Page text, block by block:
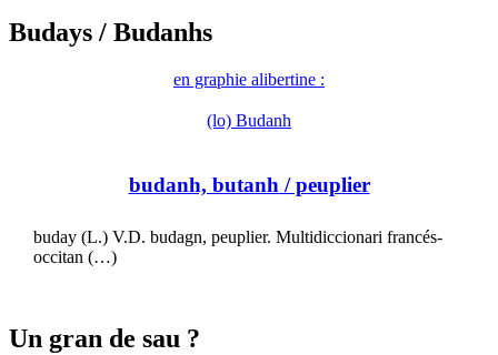
Budays / Budanhs
en graphie alibertine :
(lo) Budanh
budanh, butanh / peuplier
buday (L.) V.D. budagn, peuplier. Multidiccionari francés-
occitan (…)
Un gran de sau ?